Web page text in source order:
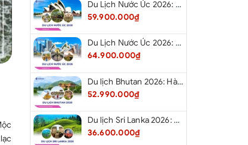
Du Lịch Nước Úc 2026: Hà Nội - Sydney- Canberra - Melbourne - Hà Nội
59.900.000₫
Du Lịch Nước Úc 2026: Hà Nội - Melbourne - Canberra - Sydney - Hà Nội
64.900.000₫
Du lịch Bhutan 2026: Hà Nội - Bhutan - Paro - Thimphu - Punakha
52.990.000₫
Du lịch Sri Lanka 2026: Khám Phá Xứ Tích Lan
36.600.000₫